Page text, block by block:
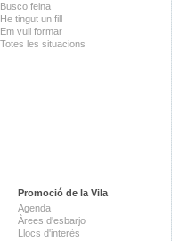
Busco feina
He tingut un fill
Em vull formar
Totes les situacions
Promoció de la Vila
Agenda
Àrees d'esbarjo
Llocs d'interès